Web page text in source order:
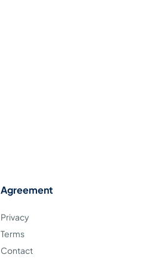
Agreement
Privacy
Terms
Contact